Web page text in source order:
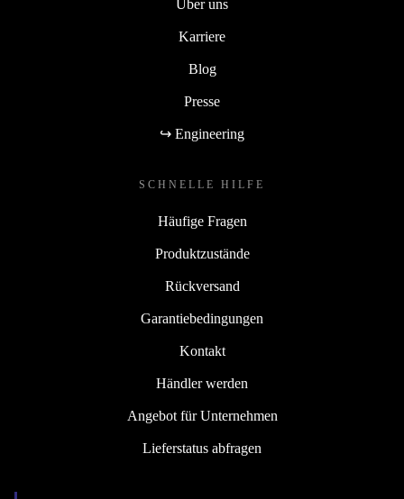
Über uns
Karriere
Blog
Presse
↪ Engineering
SCHNELLE HILFE
Häufige Fragen
Produktzustände
Rückversand
Garantiebedingungen
Kontakt
Händler werden
Angebot für Unternehmen
Lieferstatus abfragen